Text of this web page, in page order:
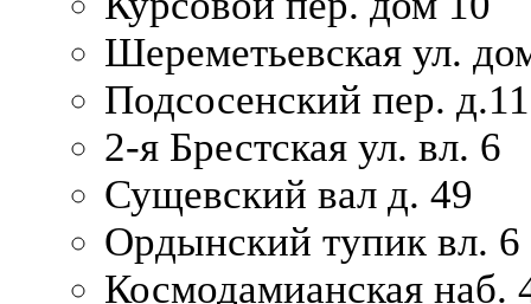
Шереметьевская ул.
Подсосенский пер. д.11
2-я Брестская ул. вл. 6
Сущевский вал д. 49
Ордынский тупик вл. 6
Космодамианская наб.